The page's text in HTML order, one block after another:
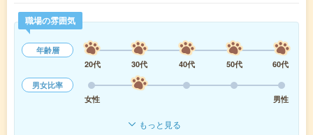
職場の雰囲気
年齢層
20代
30代 40代 50代
60代
男女比率
女性
男性
もっと見る